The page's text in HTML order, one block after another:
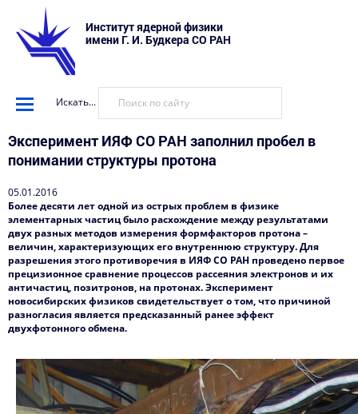
Институт ядерной физики
имени Г. И. Будкера СО РАН
Искать...
Эксперимент ИЯФ СО РАН заполнил пробел в
понимании структуры протона
05.01.2016
Более десяти лет одной из острых проблем в физике
элементарных частиц было расхождение между результатами
двух разных методов измерения формфакторов протона –
величин, характеризующих его внутреннюю структуру. Для
разрешения этого противоречия в ИЯФ СО РАН проведено первое
прецизионное сравнение процессов рассеяния электронов и их
античастиц, позитронов, на протонах. Эксперимент
новосибирских физиков свидетельствует о том, что причиной
разногласия является предсказанный ранее эффект
двухфотонного обмена.